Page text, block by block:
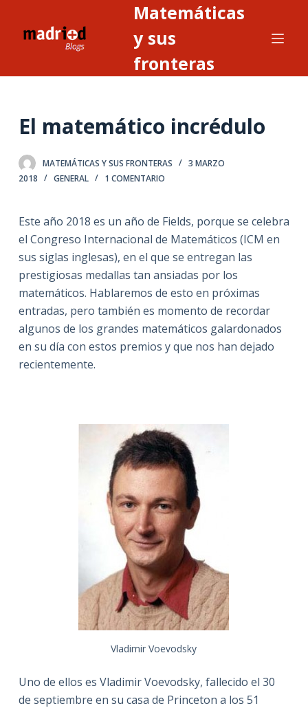
o
e
n
d
o
Matemáticas
y sus
fronteras
El matemático incrédulo
MATEMÁTICAS Y SUS FRONTERAS
3 MARZO
2018
GENERAL 1 COMENTARIO
Este año 2018 es un año de Fields, porque se celebra
el Congreso Internacional de Matemáticos (ICM en
sus siglas inglesas), en el que se entregan las
prestigiosas medallas tan ansiadas por los
matemáticos. Hablaremos de esto en próximas
entradas, pero también es momento de recordar
algunos de los grandes matemáticos galardonados
en su día con estos premios y que nos han dejado
recientemente.
Vladimir Voevodsky
Uno de ellos es Vladimir Voevodsky, fallecido el 30
de septiembre en su casa de Princeton a los 51